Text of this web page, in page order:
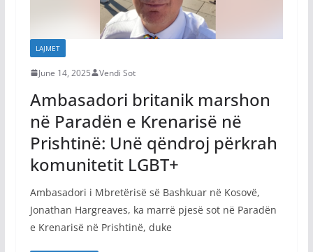
LAJMET
June 14, 2025 Vendi Sot
Ambasadori britanik marshon
në Paradën e Krenarisë në
Prishtinë: Unë qëndroj përkrah
komunitetit LGBT+
Ambasadori i Mbretërisë së Bashkuar në Kosovë,
Jonathan Hargreaves, ka marrë pjesë sot në Paradën
e Krenarisë në Prishtinë, duke